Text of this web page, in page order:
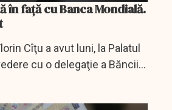
în față cu Banca Mondială.
Cîţu a avut luni, la Palatul
cu o delegaţie a Băncii
de Anna Bjerde,